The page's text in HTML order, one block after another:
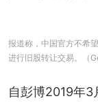
报道称，中国官方不希
进行旧股转让交易。（
自彭博2019年3